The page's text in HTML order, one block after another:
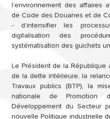
l’environnement des affaires
de Code des Douanes et de
- d’intensifier les
digitalisation des
systématisation des guichets
Le Président de la République
de la dette intérieure, la
Travaux publics (BTP), la
nationale de Promotion
Développement du Secteur
nouvelle Politique industrielle